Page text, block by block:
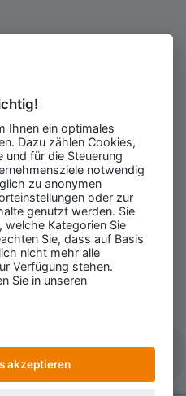
Ihnen ein optimales
Dazu zählen Cookies,
und für die Steuerung
notwendig
zu anonymen
oder zur
genutzt werden. Sie
Kategorien Sie
Sie, dass auf Basis
nicht mehr alle
Verfügung stehen.
Sie in unseren
akzeptieren